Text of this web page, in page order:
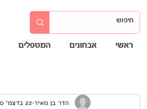
ראשי אבחונים המטפלים
הדר בן מאיר 22 בדצמ׳ 2020